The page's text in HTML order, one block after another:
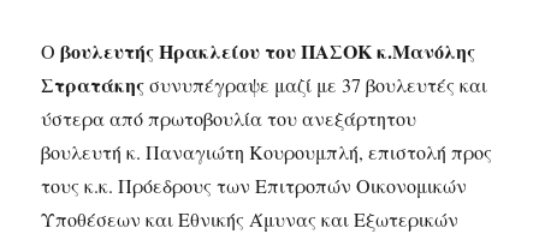
Ο βουλευτής Ηρακλείου του ΠΑΣΟΚ κ.Μανόλης
Στρατάκηςσυνυπέγραψε μαζί με 37 βουλευτές και
ύστερα από πρωτοβουλία του ανεξάρτητου
βουλευτή κ. Παναγιώτη Κουρουμπλή, επιστολή προς
τους κ.κ. Πρόεδρους των Επιτροπών Οικονομικών
Υποθέσεων και Εθνικής Άμυνας και Εξωτερικών